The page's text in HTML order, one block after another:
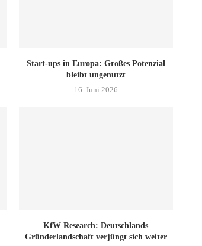
Start-ups in Europa: Großes Potenzial
bleibt ungenutzt
16. Juni 2026
KfW Research: Deutschlands
Gründerlandschaft verjüngt sich weiter